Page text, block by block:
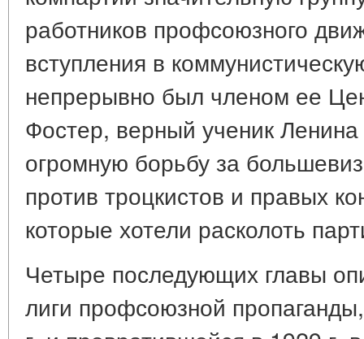
работников профсоюзного
вступления в
непрерывно был членом ее
Фостер, верный ученик
огромную борьбу за
против троцкистов и правых
которые хотели расколоть
Четыре последующих главы
лиги профсоюзной